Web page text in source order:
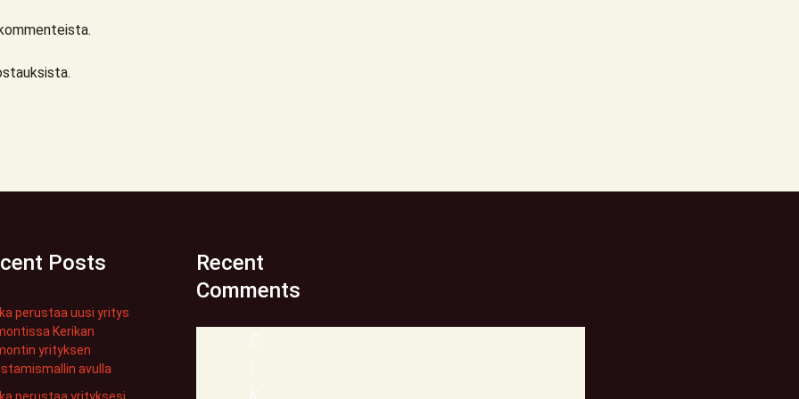
Posts
perustaa uusi yritys
Kerikan
yrityksen
avulla
Recent
Comments
E
i
k